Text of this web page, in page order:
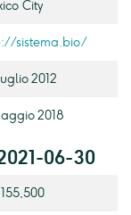
City
sistema.bio/
2012
2018
06-30